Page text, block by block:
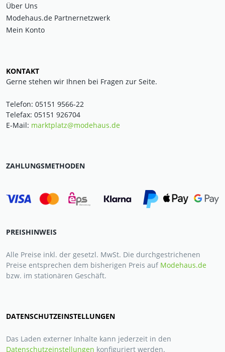
Über Uns
Modehaus.de Partnernetzwerk
Mein Konto
KONTAKT
Gerne stehen wir Ihnen bei Fragen zur Seite.
Telefon: 05151 9566-22
Telefax: 05151 926704
E-Mail: marktplatz@modehaus.de
ZAHLUNGSMETHODEN
PREISHINWEIS
Alle Preise inkl. der gesetzl. MwSt. Die durchgestrichenen
Preise entsprechen dem bisherigen Preis auf Modehaus.de
bzw. im stationären Geschäft.
DATENSCHUTZEINSTELLUNGEN
Das Laden externer Inhalte kann jederzeit in den
Datenschutzeinstellungen konfiguriert werden.